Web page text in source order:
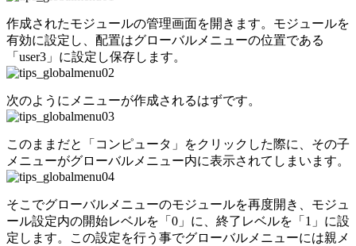
作成されたモジュールの管理画面を開きます。モジュールを
有効に設定し、配置はグローバルメニューの位置である
「user3」に設定し保存します。
次のようにメニューが作成されるはずです。
このままだと「コンピュータ」をクリックした際に、その子
メニューがグローバルメニュー内に表示されてしまいます。
そこでグローバルメニューのモジュールを再度開き、モジュ
ール設定内の開始レベルを「0」に、終了レベルを「1」に設
定します。この設定を行う事でグローバルメニューには親メ